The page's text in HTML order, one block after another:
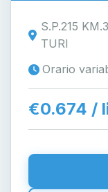
S.P.215
TURI
Orario
€0.674 /